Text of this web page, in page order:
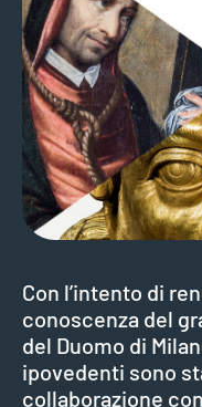
Con l’intento di
conoscenza del
del Duomo di
ipovedenti sono
collaborazione